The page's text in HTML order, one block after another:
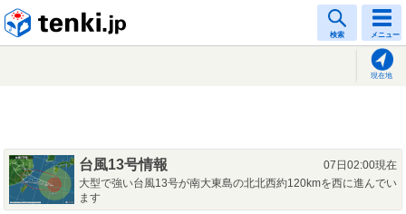
検索 メニュー
現在地
台風13号情報
07日02:00現在
大型で強い台風13号が南大東島の北北西約120kmを西に進んでい
ます